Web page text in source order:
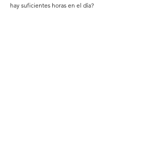
hay suficientes horas en el día?